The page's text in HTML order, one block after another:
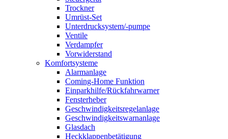
Trockner
Umrüst-Set
Unterdrucksystem/-pumpe
Ventile
Verdampfer
Vorwiderstand
Komfortsysteme
Alarmanlage
Coming-Home Funktion
Einparkhilfe/Rückfahrwarner
Fensterheber
Geschwindigkeitsregelanlage
Geschwindigkeitswarnanlage
Glasdach
Heckklappenbetätigung